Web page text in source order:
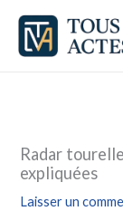
Aller
contenu
Radar
expliquées
Laisser un